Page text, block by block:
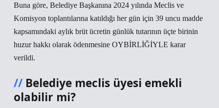
Buna göre, Belediye Başkanına 2024 yılında Meclis ve
Komisyon toplantılarına katıldığı her gün için 39 uncu madde
kapsamındaki aylık brüt ücretin günlük tutarının üçte birinin
huzur hakkı olarak ödenmesine OYBİRLİĞİYLE karar
verildi.
Belediye meclis üyesi emekli
olabilir mi?